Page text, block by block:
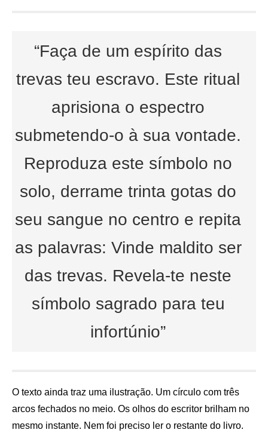
“Faça de um espírito das
trevas teu escravo. Este ritual
aprisiona o espectro
submetendo-o à sua vontade.
Reproduza este símbolo no
solo, derrame trinta gotas do
seu sangue no centro e repita
as palavras: Vinde maldito ser
das trevas. Revela-te neste
símbolo sagrado para teu
infortúnio”
O texto ainda traz uma ilustração. Um círculo com três
arcos fechados no meio. Os olhos do escritor brilham no
mesmo instante. Nem foi preciso ler o restante do livro.